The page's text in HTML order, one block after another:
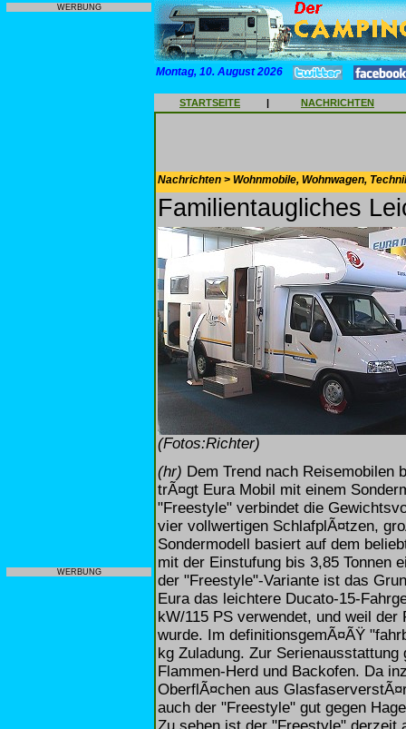
WERBUNG
WERBUNG
Montag, 10. August 2026
STARTSEITE | NACHRICHTEN
Nachrichten > Wohnmobile, Wohnwagen,
Familientaugliches
(Fotos:Richter)
(hr) Dem Trend nach Reisemobilen
trÃ¤gt Eura Mobil mit einem
"Freestyle" verbindet die
vier vollwertigen SchlafplÃ¤tzen,
Sondermodell basiert auf dem
mit der Einstufung bis 3,85 Tonnen
der "Freestyle"-Variante ist das
Eura das leichtere Ducato-15-
kW/115 PS verwendet, und weil
wurde. Im definitionsgemÃ¤ÃŸ
kg Zuladung. Zur
Flammen-Herd und Backofen. Da
OberflÃ¤chen aus
auch der "Freestyle" gut gegen